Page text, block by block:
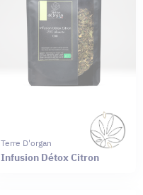
Terre D'organ
Infusion Détox Citron